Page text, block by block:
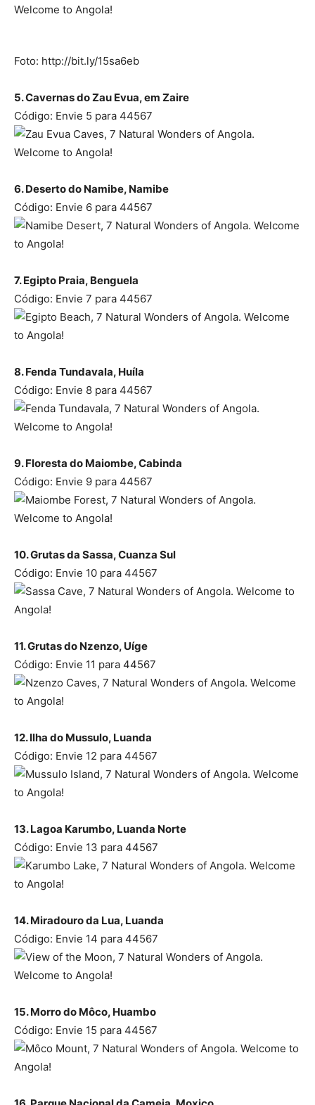
Foto: http://bit.ly/15sa6eb
5. Cavernas do Zau Evua, em Zaire
Código: Envie 5 para 44567
6. Deserto do Namibe, Namibe
Código: Envie 6 para 44567
7. Egipto Praia, Benguela
Código: Envie 7 para 44567
8. Fenda Tundavala, Huíla
Código: Envie 8 para 44567
9. Floresta do Maiombe, Cabinda
Código: Envie 9 para 44567
10. Grutas da Sassa, Cuanza Sul
Código: Envie 10 para 44567
11. Grutas do Nzenzo, Uíge
Código: Envie 11 para 44567
12. Ilha do Mussulo, Luanda
Código: Envie 12 para 44567
13. Lagoa Karumbo, Luanda Norte
Código: Envie 13 para 44567
14. Miradouro da Lua, Luanda
Código: Envie 14 para 44567
15. Morro do Môco, Huambo
Código: Envie 15 para 44567